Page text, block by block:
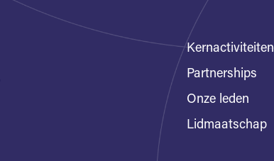
Kernactiviteiten
Partnerships
Onze leden
Lidmaatschap